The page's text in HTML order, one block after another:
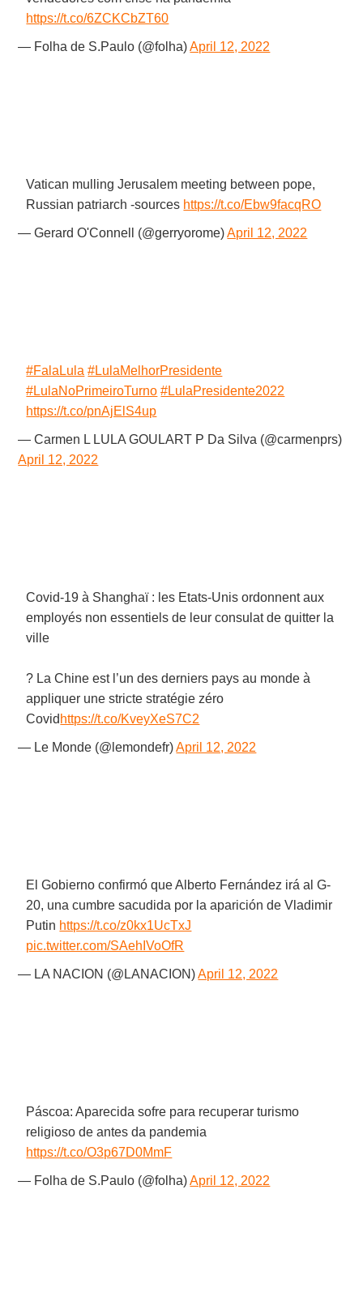
https://t.co/6ZCKCbZT60
— Folha de S.Paulo (@folha)April 12, 2022
Vatican mulling Jerusalem meeting between pope,
Russian patriarch -sources https://t.co/Ebw9facqRO
— Gerard O'Connell (@gerryorome)April 12, 2022
#FalaLula #LulaMelhorPresidente
#LulaNoPrimeiroTurno #LulaPresidente2022
https://t.co/pnAjElS4up
— Carmen L LULA GOULART P Da Silva (@carmenprs)
April 12, 2022
Covid-19 à Shanghaï : les Etats-Unis ordonnent aux
employés non essentiels de leur consulat de quitter la
ville
? La Chine est l’un des derniers pays au monde à
appliquer une stricte stratégie zéro
Covid https://t.co/KveyXeS7C2
— Le Monde (@lemondefr)April 12, 2022
El Gobierno confirmó que Alberto Fernández irá al G-
20, una cumbre sacudida por la aparición de Vladimir
Putin https://t.co/z0kx1UcTxJ
pic.twitter.com/SAehIVoOfR
— LA NACION (@LANACION)April 12, 2022
Páscoa: Aparecida sofre para recuperar turismo
religioso de antes da pandemia
https://t.co/O3p67D0MmF
— Folha de S.Paulo (@folha)April 12, 2022